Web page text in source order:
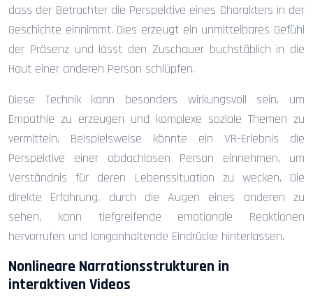
dass der Betrachter die Perspektive eines Charakters in der
Geschichte einnimmt. Dies erzeugt ein unmittelbares Gefühl
der Präsenz und lässt den Zuschauer buchstäblich in die
Haut einer anderen Person schlüpfen.
Diese Technik kann besonders wirkungsvoll sein, um
Empathie zu erzeugen und komplexe soziale Themen zu
vermitteln. Beispielsweise könnte ein VR-Erlebnis die
Perspektive einer obdachlosen Person einnehmen, um
Verständnis für deren Lebenssituation zu wecken. Die
direkte Erfahrung, durch die Augen eines anderen zu
sehen, kann tiefgreifende emotionale Reaktionen
hervorrufen und langanhaltende Eindrücke hinterlassen.
Nonlineare Narrationsstrukturen in
interaktiven Videos